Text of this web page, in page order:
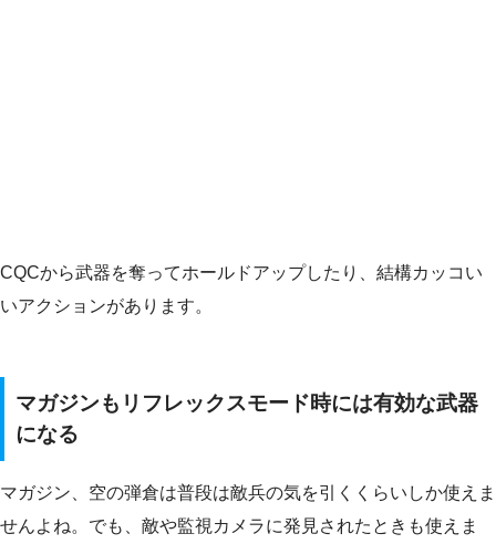
CQCから武器を奪ってホールドアップしたり、結構カッコい
いアクションがあります。
マガジンもリフレックスモード時には有効な武器
になる
マガジン、空の弾倉は普段は敵兵の気を引くくらいしか使えま
せんよね。でも、敵や監視カメラに発見されたときも使えま